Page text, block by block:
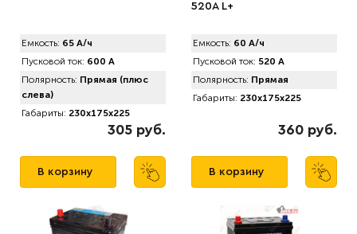
Емкость: 65 А/ч
Пусковой ток: 600 А
Полярность: Прямая (плюс
слева)
Габариты: 230x175x225
305 руб.
В корзину
520A L+
Емкость: 60 А/ч
Пусковой ток: 520 А
Полярность: Прямая
Габариты: 230x175x225
360 руб.
В корзину